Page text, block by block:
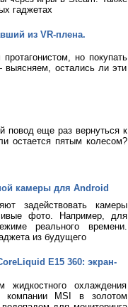
гаджетах
из VR-плена.
но покупать
остались ли эти
повод еще раз вернуться к
остается пятым колесом?
камеры для Android
задействовать камеры
фото. Например, для
реального времени.
из будущего
E15 360: экран-
охлаждения
компании MSI в золотом